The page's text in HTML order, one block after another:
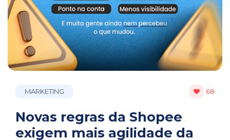
MARKETING 68
Novas regras da Shopee
exigem mais agilidade da